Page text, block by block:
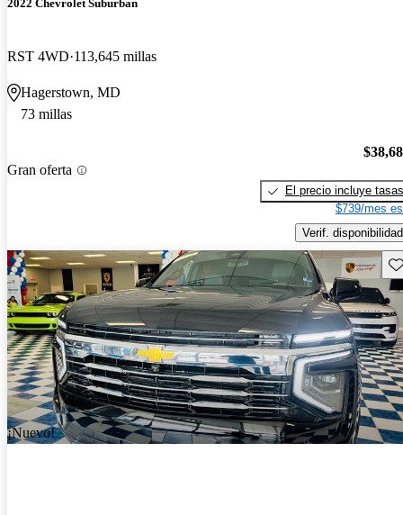
2022 Chevrolet Suburban
RST 4WD 113,645 millas
Hagerstown, MD
73 millas
Gran oferta
El precio incluye tasas
$739/mes
Verif. disponibilidad
¡Nuevo!